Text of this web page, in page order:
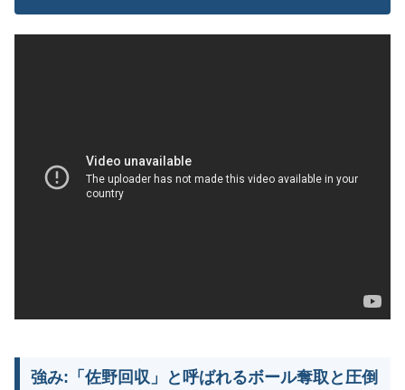
強み:「佐野回収」と呼ばれるボール奪取と圧倒